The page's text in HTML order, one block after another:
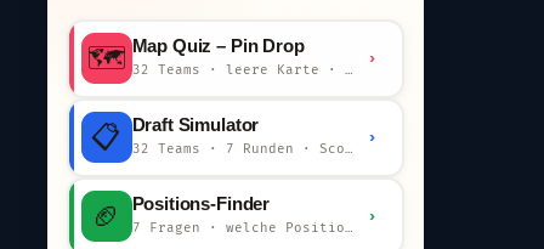
🗺️ Map Quiz – Pin Drop
32 Teams · leere Karte · km-Wertung
›
📋 Draft Simulator
32 Teams · 7 Runden · Scout-Kommentar
›
🏈 Positions-Finder
7 Fragen · welche Position bist du?
›